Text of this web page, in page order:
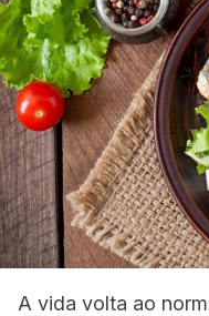
A vida volta ao